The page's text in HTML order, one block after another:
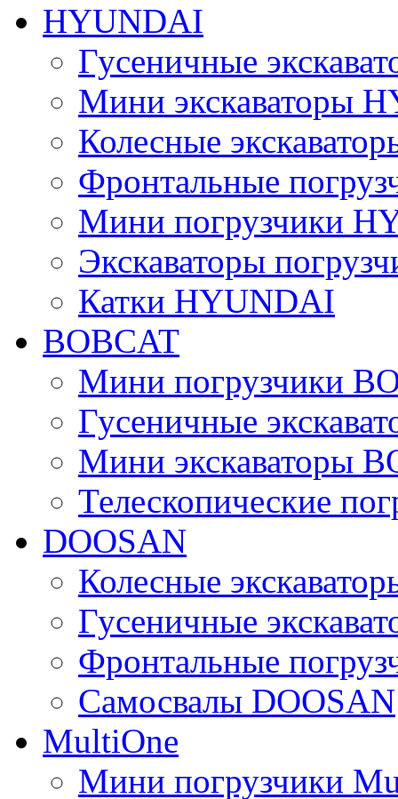
HYUNDAI
Гусеничные
Мини экскаваторы
Колесные
Фронтальные
Мини погрузчики
Экскаваторы
Катки HYUNDAI
BOBCAT
Мини погрузчики
Гусеничные
Мини экскаваторы
Телескопические
DOOSAN
Колесные
Гусеничные
Фронтальные
Самосвалы DOOSAN
MultiOne
Мини погрузчики